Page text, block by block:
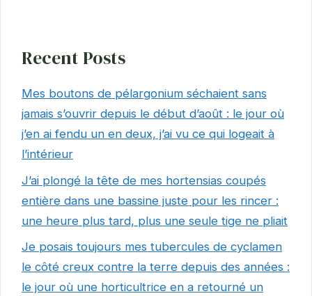
Recent Posts
Mes boutons de pélargonium séchaient sans
jamais s’ouvrir depuis le début d’août : le jour où
j’en ai fendu un en deux, j’ai vu ce qui logeait à
l’intérieur
J’ai plongé la tête de mes hortensias coupés
entière dans une bassine juste pour les rincer :
une heure plus tard, plus une seule tige ne pliait
Je posais toujours mes tubercules de cyclamen
le côté creux contre la terre depuis des années :
le jour où une horticultrice en a retourné un